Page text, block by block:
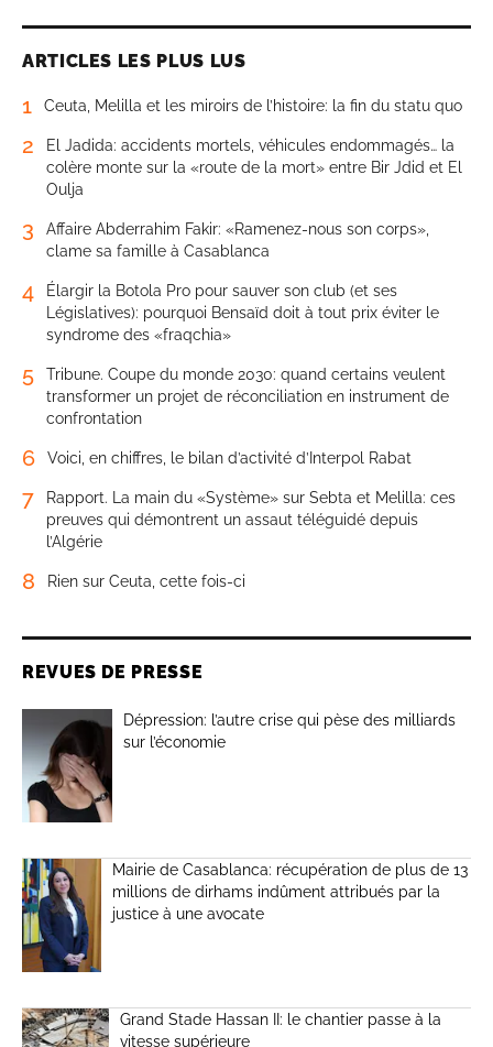
ARTICLES LES PLUS LUS
1 Ceuta, Melilla et les miroirs de l’histoire: la fin du statu quo
2
El Jadida: accidents mortels, véhicules endommagés… la
colère monte sur la «route de la mort» entre Bir Jdid et El
Oulja
3
Affaire Abderrahim Fakir: «Ramenez-nous son corps»,
clame sa famille à Casablanca
4
Élargir la Botola Pro pour sauver son club (et ses
Législatives): pourquoi Bensaïd doit à tout prix éviter le
syndrome des «fraqchia»
5
Tribune. Coupe du monde 2030: quand certains veulent
transformer un projet de réconciliation en instrument de
confrontation
6 Voici, en chiffres, le bilan d’activité d’Interpol Rabat
7
Rapport. La main du «Système» sur Sebta et Melilla: ces
preuves qui démontrent un assaut téléguidé depuis
l’Algérie
8 Rien sur Ceuta, cette fois-ci
REVUES DE PRESSE
Dépression: l’autre crise qui pèse des milliards
sur l’économie
Mairie de Casablanca: récupération de plus de 13
millions de dirhams indûment attribués par la
justice à une avocate
Grand Stade Hassan II: le chantier passe à la
vitesse supérieure